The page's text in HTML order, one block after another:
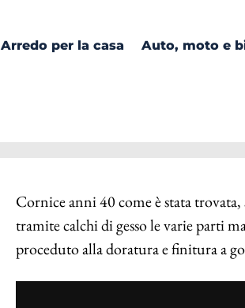
Arredo per la casa Auto, moto e
Cornice anni 40 come è stata
tramite calchi di gesso le varie parti
proceduto alla doratura e finitura a